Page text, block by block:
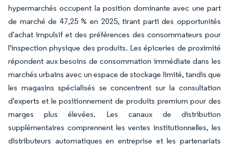
hypermarchés occupent la position dominante avec une part
de marché de 47,25 % en 2025, tirant parti des opportunités
d'achat impulsif et des préférences des consommateurs pour
l'inspection physique des produits. Les épiceries de proximité
répondent aux besoins de consommation immédiate dans les
marchés urbains avec un espace de stockage limité, tandis que
les magasins spécialisés se concentrent sur la consultation
d'experts et le positionnement de produits premium pour des
marges plus élevées. Les canaux de distribution
supplémentaires comprennent les ventes institutionnelles, les
distributeurs automatiques en entreprise et les partenariats